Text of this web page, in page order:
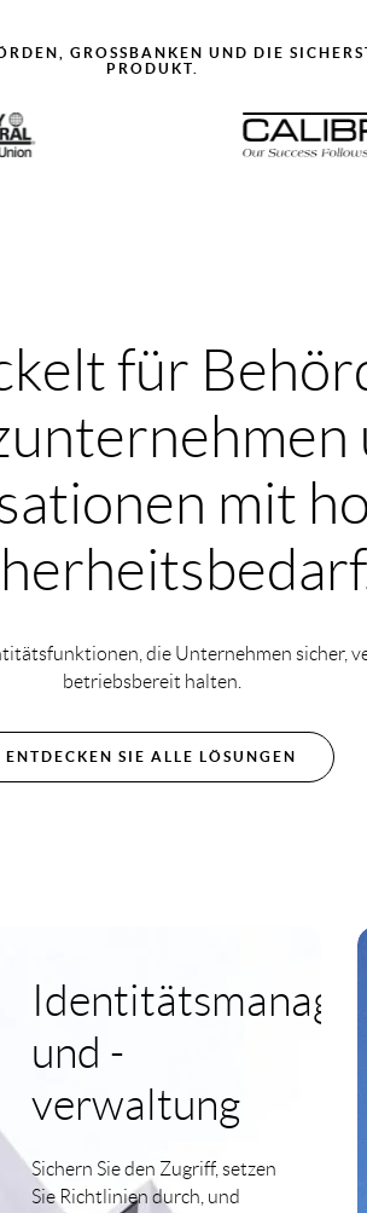
GROSSBANKEN UND DIE
RODUKT.
für
mit
die Unternehmen sicher,
betriebsbereit halten.
ENTDECKEN SIE ALLE LÖSUNGEN
und -
verwaltung
Sichern Sie den Zugriff, setzen
Sie Richtlinien durch, und